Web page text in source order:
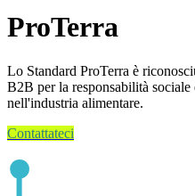
ProTerra
Lo Standard ProTerra è
B2B per la responsabilità
nell'industria alimentare.
Contattateci